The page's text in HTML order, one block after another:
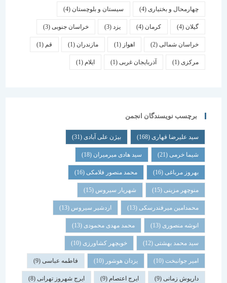
چهارمحال و بختیاری (4) سیستان و بلوچستان(4)
کرمان یزد خراسان جنوبی(3)
خراسان شمالی(2) اهواز مازندران(1) قم
(1) آذربایجان غربی(1) ایلام
برچسب نویسندگان انجمن
سید علیرضا قهاری(168) بیژن علی آبادی(31)
شیما خرمی(21) سید هادی میرمیران(18)
بهروز مرباغی (16) محمد منصور فلامکی (16)
منوچهر مزینی(15) شهریار سیروس(15)
محمدامین میرفندرسکی(13) اردشیر سیروس(13)
انوشه منصوری(13) محمد مهدی محمودی(13)
سید محمد بهشتی(12) خوبچهر کشاورزی(10)
امیر جوانبخت(10) یزدان هوشور(10) فاطمه عباسی(9)
داریوش زمانی(9) ایرج اعتصام(9) ایرج شهروز تهرانی(8)